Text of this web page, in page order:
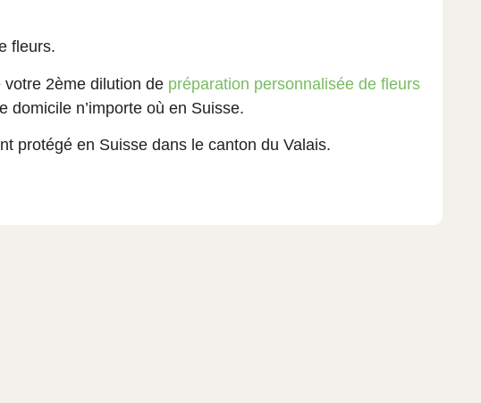
fleurs.
2ème dilution de préparation personnalisée de fleurs
n’importe où en Suisse.
protégé en Suisse dans le canton du Valais.